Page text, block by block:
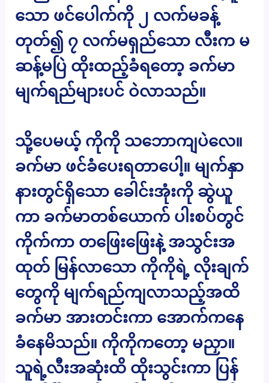
သော ဖင်ပေါက်ကို ၂ လက်မခန့်
တုတ်၍ ၇ လက်မရှည်သော လီးက မ
ဆန့်မပြဲ ထိုးထည့်ခံရတော့ ခက်မာ
မျက်ရည်များပင် ဝဲလာသည်။
သို့ပေမယ့် ကိုကို သဘောကျပဲလေ။
ခက်မာ ဖင်ခံပေးရတာပေါ့။ မျက်နှာ
နားတွင်ရှိသော ခေါင်းအုံးကို ဆွဲယူ
ကာ ခက်မာတစ်ယောက် ပါးစပ်တွင်
ကိုက်ကာ တဖြေးဖြေးနဲ့ အသွင်းအ
ထုတ် မြန်လာသော ကိုကိုရဲ့ လိုးချက်
တွေကို မျက်ရည်ကျလာသည့်အထိ
ခက်မာ အားတင်းကာ အောက်ကနေ
ခံနေမိသည်။ ကိုကိုကတော့ မညှာ။
သူရဲ့လီးအဆုံးထိ ထိုးသွင်းကာ ပြန်